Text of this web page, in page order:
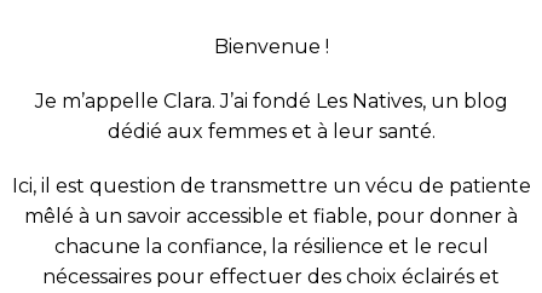
Bienvenue !
Je m’appelle Clara. J’ai fondé Les Natives, un blog
dédié aux femmes et à leur santé.
Ici, il est question de transmettre un vécu de patiente
mêlé à un savoir accessible et fiable, pour donner à
chacune la confiance, la résilience et le recul
nécessaires pour effectuer des choix éclairés et